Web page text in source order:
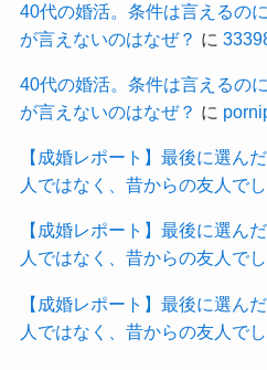
40代の婚活。条件は言えるの
が言えないのはなぜ？ に
40代の婚活。条件は言えるの
が言えないのはなぜ？ に
【成婚レポート】最後に選ん
人ではなく、昔からの友人で
【成婚レポート】最後に選ん
人ではなく、昔からの友人で
【成婚レポート】最後に選ん
人ではなく、昔からの友人で